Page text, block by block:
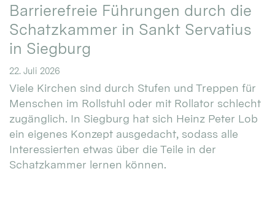
Barrierefreie Führungen durch die
Schatzkammer in Sankt Servatius
in Siegburg
22. Juli 2026
Viele Kirchen sind durch Stufen und Treppen für
Menschen im Rollstuhl oder mit Rollator schlecht
zugänglich. In Siegburg hat sich Heinz Peter Lob
ein eigenes Konzept ausgedacht, sodass alle
Interessierten etwas über die Teile in der
Schatzkammer lernen können.